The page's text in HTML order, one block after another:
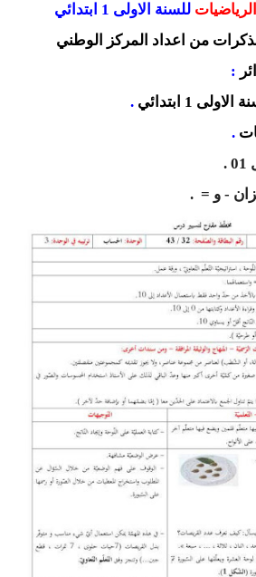
السنة الثالثة متوسط
شهادة التعليم المتوسط
محفظة الأستاذ
بنك مذكرات الاستاذ
بنك التوزيعات الشهرية
دفاتر استاذ التعليم الابتدائي
المسابقات المهنية
البحوث الجاهزة
بحوث اللغة العربية
بحوث الرياضيات
بحوث الفيزياء و الكيمياء
للسنة الاولى 1 ابتدائي
من اعداد المركز الوطني
:
1 ابتدائي
.
.
.
- و = .